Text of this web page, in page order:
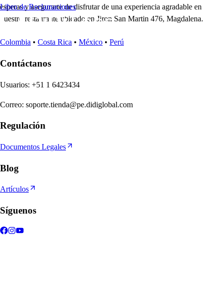
esperas y asegurarte de disfrutar de una experiencia agradable en
nuestro restaurante ubicado en Jiron San Martin 476, Magdalena.
Libro de Reclamaciones
Colombia • Costa Rica • México • Perú
Contáctanos
Usuarios: +51 1 6423434
Correo: soporte.tienda@pe.didiglobal.com
Regulación
Documentos Legales
Blog
Artículos
Síguenos